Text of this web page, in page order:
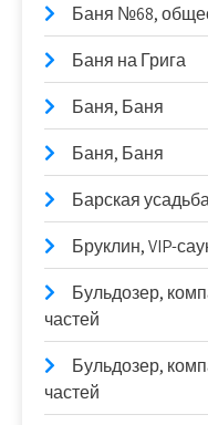
Баня №68,
Баня на Грига
Баня, Баня
Баня, Баня
Барская
Бруклин, VIP-
Бульдозер,
частей
Бульдозер,
частей